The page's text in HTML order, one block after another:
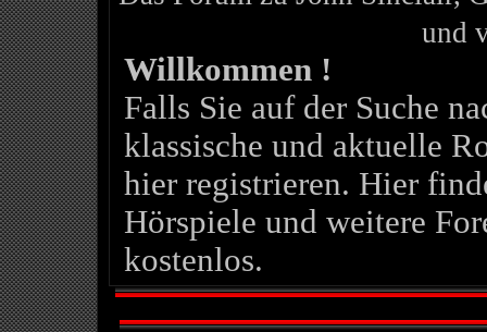
und
Willkommen !
Falls Sie auf der Suche
klassische und aktuelle
hier registrieren. Hier
Hörspiele und weitere
kostenlos.